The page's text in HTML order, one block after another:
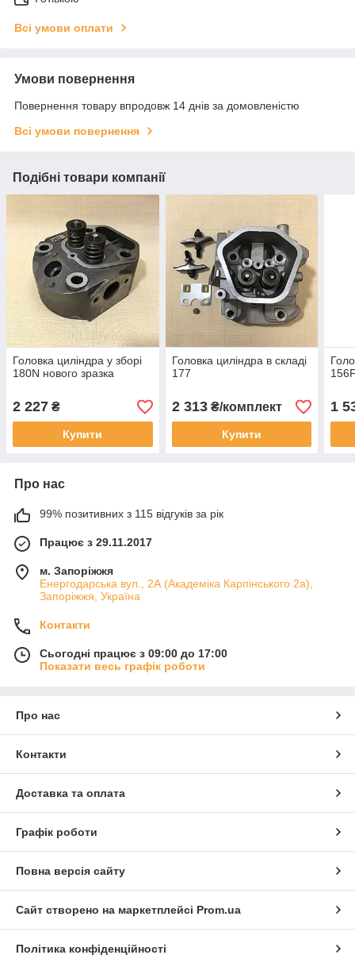
Всі умови оплати
Умови повернення
Повернення товару впродовж 14 днів за домовленістю
Всі умови повернення
Подібні товари компанії
Головка циліндра у зборі
180N нового зразка
2 227 ₴
Купити
Головка циліндра в складі
177
2 313₴/комплект
Купити
1
Про нас
99% позитивних з 115 відгуків за рік
Працює з 29.11.2017
м. Запоріжжя
Енергодарська вул., 2А (Академіка Карпінського 2а),
Запоріжжя, Україна
Контакти
Сьогодні працює з 09:00 до 17:00
Показати весь графік роботи
Про нас
Контакти
Доставка та оплата
Графік роботи
Повна версія сайту
Сайт створено на маркетплейсі Prom.ua
Політика конфіденційності